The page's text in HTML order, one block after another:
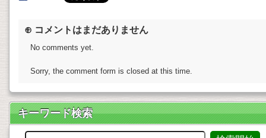
⊕ コメントはまだありません
No comments yet.
Sorry, the comment form is closed at this time.
キーワード検索